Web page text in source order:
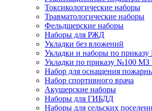
Токсикологические наборы
Травматологические наборы
Фельдшерские наборы
Наборы для РЖД
Укладки без вложений
Укладки и наборы по
Укладки по приказу №100
Набор для оснащения
Набор спортивного врача
Акушерские наборы
Наборы для ГИБДД
Наборы для сельских